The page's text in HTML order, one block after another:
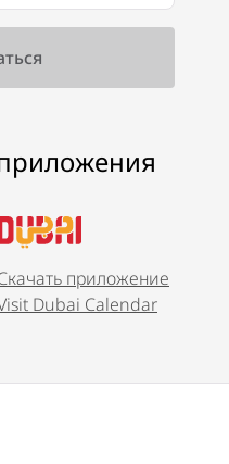
приложение
Dubai Calendar